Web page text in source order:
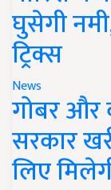
घुसेगी
ट्रिक्स
News
गोबर और
सरकार
लिए